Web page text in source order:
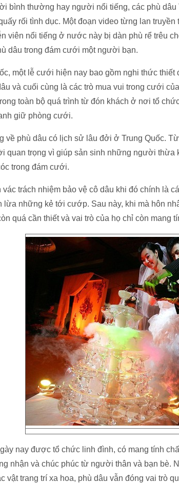
bình thường hay người nổi tiếng, các phù dâu
rối tình dục. Một đoạn video từng lan
viên nổi tiếng ở nước này bị dàn phù rể trêu
dâu trong đám cưới một người bạn.
một lễ cưới hiện nay bao gồm nghi thức
và cuối cùng là các trò mua vui trong cưới
toàn bộ quá trình từ đón khách ở nơi tổ
giữ phòng cưới.
về phù dâu có lịch sử lâu đởi ở Trung Quốc.
quan trọng vì giúp sản sinh những người thừa
trong đám cưới.
trách nhiệm bảo vệ cô dâu khi đó chính là
lừa những kẻ tới cướp. Sau này, khi mà hôn
quá cần thiết và vai trò của họ chỉ còn mang
nay được tổ chức linh đình, có mang tính
nhận và chúc phúc từ người thân và bạn bè.
vật trang trí xa hoa, phù dâu vẫn đóng vai trò